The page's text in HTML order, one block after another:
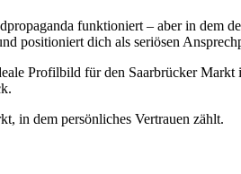
funktioniert – aber in dem
positioniert dich als seriösen
Profilbild für den Saarbrücker
in dem persönliches Vertrauen zählt.